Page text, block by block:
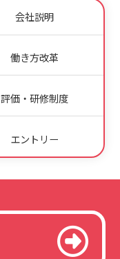
会社説明
働き方改革
評価・研修制度
エントリー